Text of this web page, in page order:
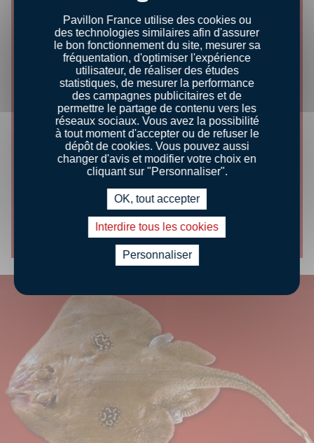
CONSEILS DÉGUSTATION
FARINER LES POISSONS
Découvrir le conseil
Pavillon France utilise des cookies ou
des technologies similaires afin d'assurer
le bon fonctionnement du site, mesurer sa
fréquentation, d'optimiser l'expérience
utilisateur, de réaliser des études
statistiques, de mesurer la performance
des campagnes publicitaires et de
permettre le partage de contenu vers les
réseaux sociaux. Vous avez la possibilité
à tout moment d'accepter ou de refuser le
dépôt de cookies. Vous pouvez aussi
changer d'avis et modifier votre choix en
cliquant sur "Personnaliser".
OK, tout accepter
Interdire tous les cookies
Personnaliser